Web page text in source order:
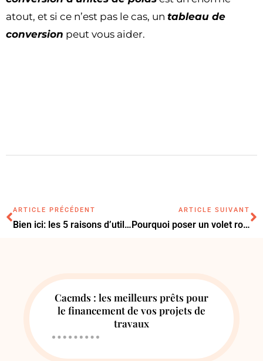
atout, et si ce n’est pas le cas, un tableau de
conversion peut vous aider.
ARTICLE PRÉCÉDENT
Bien ici: les 5 raisons d’utiliser la plateforme pour trouver votre bien immobilier
ARTICLE SUIVANT
Pourquoi poser un volet roulant sur votre baie vitrée ?
Cacmds : les meilleurs prêts pour
le financement de vos projets de
travaux